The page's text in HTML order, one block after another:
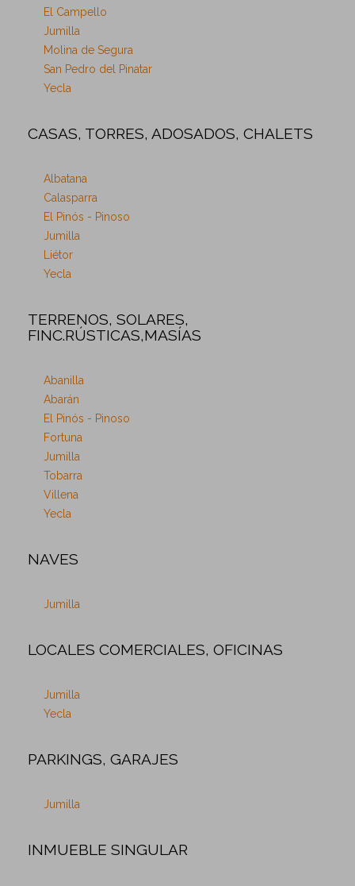
El Campello
Jumilla
Molina de Segura
San Pedro del Pinatar
Yecla
CASAS, TORRES, ADOSADOS, CHALETS
Albatana
Calasparra
El Pinós - Pinoso
Jumilla
Liétor
Yecla
TERRENOS, SOLARES,
FINC.RÚSTICAS,MASÍAS
Abanilla
Abarán
El Pinós - Pinoso
Fortuna
Jumilla
Tobarra
Villena
Yecla
NAVES
Jumilla
LOCALES COMERCIALES, OFICINAS
Jumilla
Yecla
PARKINGS, GARAJES
Jumilla
INMUEBLE SINGULAR